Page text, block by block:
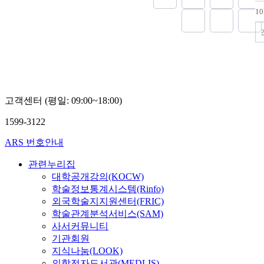
impact on the
economic
as the
countries
reviewed.
compares the
력에 적극 적
른 과학기술
식의 전 환이
EU
sich die
bemühen,
Cambodia
undeveloped
grounded on
a follower,
화를 매개로
성하는 기틀
아울러 EU
고객센터 (평일: 09:00~18:00)
1599-3122
ARS 번호안내
관련누리집
대학공개강의(KOCW)
학술정보통계시스템(Rinfo)
외국학술지지원센터(FRIC)
학술관계분석서비스(SAM)
사서커뮤니티
기관회원
지식나눔(LOOK)